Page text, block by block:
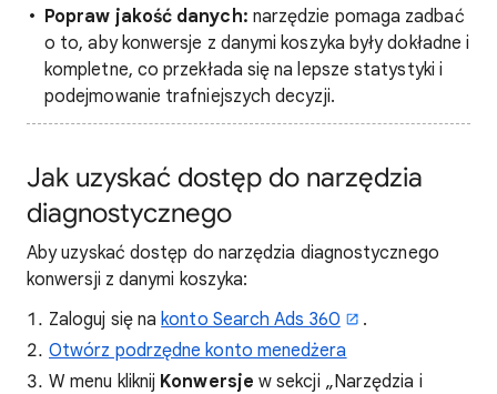
Popraw jakość danych: narzędzie pomaga zadbać
o to, aby konwersje z danymi koszyka były dokładne i
kompletne, co przekłada się na lepsze statystyki i
podejmowanie trafniejszych decyzji.
Jak uzyskać dostęp do narzędzia
diagnostycznego
Aby uzyskać dostęp do narzędzia diagnostycznego
konwersji z danymi koszyka:
Zaloguj się nakonto Search Ads 360
.
Otwórz podrzędne konto menedżera
W menu kliknij Konwersje w sekcji „Narzędzia i